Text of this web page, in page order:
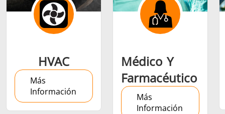
HVAC
Más
Información
Médico Y
Farmacéutico
Más
Información